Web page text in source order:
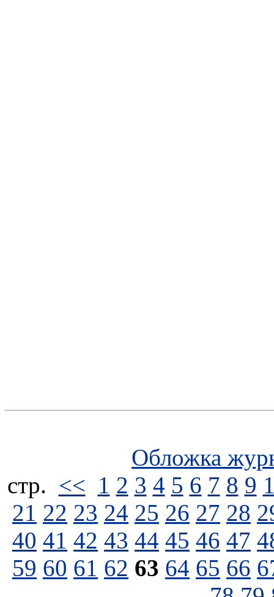
Обложка
стp. << 1 2 3 4 5 6 7 8 9
21 22 23 24 25 26 27 28
40 41 42 43 44 45 46 47
59 60 61 62 63 64 65 66